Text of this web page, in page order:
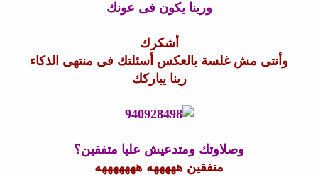
وربنا يكون فى عونك
أشكرك
وأنتى مش غلسة بالعكس أسئلتك فى منتهى الذكاء
ربنا يباركك
وصلاوتك ومتدعيش عليا متفقين؟
متفقين هههههه هههههههه